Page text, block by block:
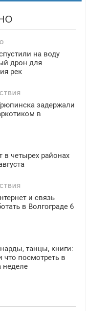
на воду
дрон для
рек
задержали
в
в четырех районах
и связь
в Волгограде 6
танцы, книги:
что посмотреть в
неделе